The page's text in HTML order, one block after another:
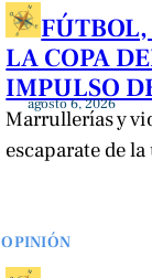
LA COPA
IMPULSO
agosto 6, 2026
Marrullerías y
escaparate de
OPINIÓN